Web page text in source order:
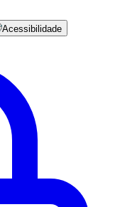
Acessibilidade